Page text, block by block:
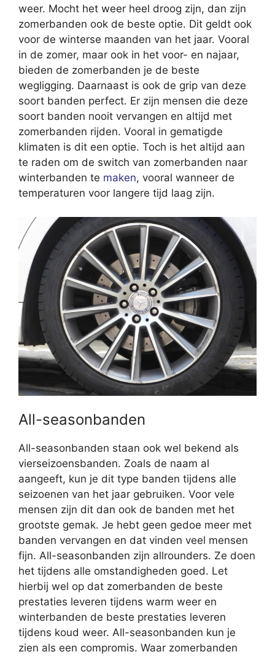
weer. Mocht het weer heel droog zijn, dan zijn
zomerbanden ook de beste optie. Dit geldt ook
voor de winterse maanden van het jaar. Vooral
in de zomer, maar ook in het voor- en najaar,
bieden de zomerbanden je de beste
wegligging. Daarnaast is ook de grip van deze
soort banden perfect. Er zijn mensen die deze
soort banden nooit vervangen en altijd met
zomerbanden rijden. Vooral in gematigde
klimaten is dit een optie. Toch is het altijd aan
te raden om de switch van zomerbanden naar
winterbanden te maken, vooral wanneer de
temperaturen voor langere tijd laag zijn.
All-seasonbanden
All-seasonbanden staan ook wel bekend als
vierseizoensbanden. Zoals de naam al
aangeeft, kun je dit type banden tijdens alle
seizoenen van het jaar gebruiken. Voor vele
mensen zijn dit dan ook de banden met het
grootste gemak. Je hebt geen gedoe meer met
banden vervangen en dat vinden veel mensen
fijn. All-seasonbanden zijn allrounders. Ze doen
het tijdens alle omstandigheden goed. Let
hierbij wel op dat zomerbanden de beste
prestaties leveren tijdens warm weer en
winterbanden de beste prestaties leveren
tijdens koud weer. All-seasonbanden kun je
zien als een compromis. Waar zomerbanden